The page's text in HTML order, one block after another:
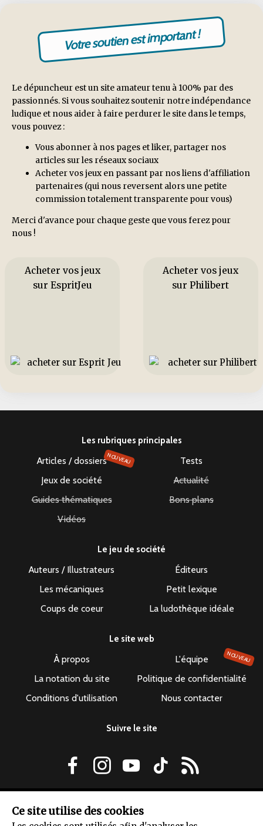
Ce site utilise des cookies
Votre soutien est important !
Le dépuncheur est un site amateur tenu à 100% par des
passionnés. Si vous souhaitez soutenir notre indépendance
ludique et nous aider à faire perdurer le site dans le temps,
vous pouvez :
Vous abonner à nos pages et liker, partager nos
articles sur les réseaux sociaux
Acheter vos jeux en passant par nos liens d'affiliation
partenaires (qui nous reversent alors une petite
commission totalement transparente pour vous)
Merci d'avance pour chaque geste que vous ferez pour
nous !
Acheter vos jeux
sur EspritJeu
Acheter vos jeux
sur Philibert
Les rubriques principales
Articles / dossiersNOUVEAU
Tests
Jeux de société
Actualité
Guides thématiques
Bons plans
Vidéos
Le jeu de société
Auteurs / Illustrateurs
Éditeurs
Les mécaniques
Petit lexique
Coups de coeur
La ludothèque idéale
Le site web
À propos L'équipe NOUVEAU
La notation du site
Politique de confidentialité
Conditions d'utilisation
Nous contacter
Suivre le site